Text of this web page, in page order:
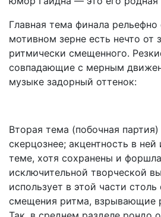
Главная тема финала рельефно
мотивном зерне есть нечто от
ритмически смещенного.
совпадающие с мерным
музыке задорный оттенок:
Вторая тема (побочная партия)
скерцознее; акцентность в ней
теме, хотя сохранены и
исключительной творческой
использует в этой части
смещения ритма, взрывающие